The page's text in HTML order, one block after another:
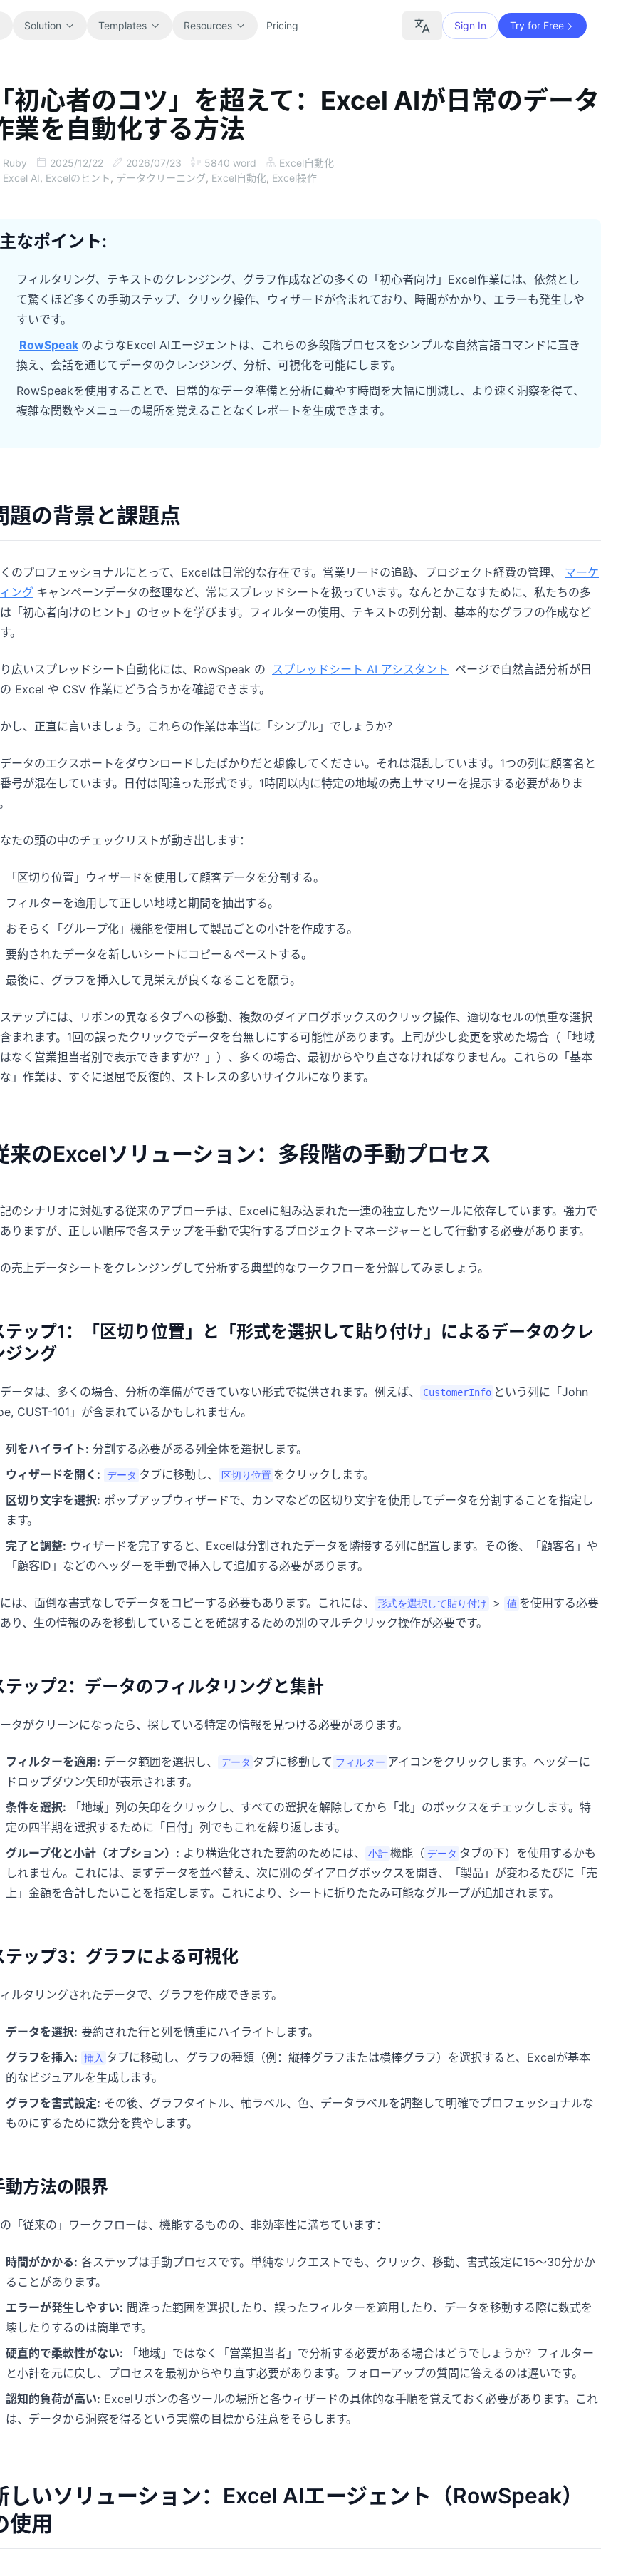
Solution Templates
All
Browse every ready-to-use
spreadsheet template.
Finance
Operations
and execution.
Sales
revenue tracking.
Project
Manage milestones, owners, delivery,
and status.
Resources
Blog
Product updates, examples, and
workflow ideas.
Guides
references.
and cleanup.
Community
Join discussions, ask questions, and
learn from users.
Pricing Sign In Try for Free
初心者のコツ」を超えて：Excel AIが日常のデータ
業を自動化する方法
Ruby 2025/12/22 2026/07/23 5840 word
Excel自動化
Excel AI, Excelのヒント , データクリーニング, Excel自動化, Excel操作
主なポイント:
フィルタリング、テキストのクレンジング、グラフ作成などの多くの「初心者向け」Excel作業には、依然とし
て驚くほど多くの手動ステップ、クリック操作、ウィザードが含まれており、時間がかかり、エラーも発生しや
すいです。
RowSpeak のようなExcel AIエージェントは、これらの多段階プロセスをシンプルな自然言語コマンドに置き
換え、会話を通じてデータのクレンジング、分析、可視化を可能にします。
RowSpeakを使用することで、日常的なデータ準備と分析に費やす時間を大幅に削減し、より速く洞察を得て、
複雑な関数やメニューの場所を覚えることなくレポートを生成できます。
題の背景と課題点
のプロフェッショナルにとって、Excelは日常的な存在です。営業リードの追跡、プロジェクト経費の管理、
マーケ
ング キャンペーンデータの整理など、常にスプレッドシートを扱っています。なんとかこなすために、私たちの多
「初心者向けのヒント」のセットを学びます。フィルターの使用、テキストの列分割、基本的なグラフの作成など
。
広いスプレッドシート自動化には、RowSpeak の スプレッドシート AI アシスタント ページで自然言語分析が日
Excel や CSV 作業にどう合うかを確認できます。
し、正直に言いましょう。これらの作業は本当に「シンプル」でしょうか？
ータのエクスポートをダウンロードしたばかりだと想像してください。それは混乱しています。1つの列に顧客名と
号が混在しています。日付は間違った形式です。1時間以内に特定の地域の売上サマリーを提示する必要がありま
たの頭の中のチェックリストが動き出します：
「区切り位置」ウィザードを使用して顧客データを分割する。
フィルターを適用して正しい地域と期間を抽出する。
おそらく「グループ化」機能を使用して製品ごとの小計を作成する。
要約されたデータを新しいシートにコピー＆ペーストする。
最後に、グラフを挿入して見栄えが良くなることを願う。
テップには、リボンの異なるタブへの移動、複数のダイアログボックスのクリック操作、適切なセルの慎重な選択
まれます。1回の誤ったクリックでデータを台無しにする可能性があります。上司が少し変更を求めた場合（「地域
なく営業担当者別で表示できますか？」）、多くの場合、最初からやり直さなければなりません。これらの「基本
」作業は、すぐに退屈で反復的、ストレスの多いサイクルになります。
来のExcelソリューション：多段階の手動プロセス
のシナリオに対処する従来のアプローチは、Excelに組み込まれた一連の独立したツールに依存しています。強力で
りますが、正しい順序で各ステップを手動で実行するプロジェクトマネージャーとして行動する必要があります。
売上データシートをクレンジングして分析する典型的なワークフローを分解してみましょう。
テップ1：「区切り位置」と「形式を選択して貼り付け」によるデータのクレ
ジング
ータは、多くの場合、分析の準備ができていない形式で提供されます。例えば、 CustomerInfo という列に「John
CUST-101」が含まれているかもしれません。
列をハイライト: 分割する必要がある列全体を選択します。
ウィザードを開く:
データ タブに移動し、 区切り位置 をクリックします。
区切り文字を選択: ポップアップウィザードで、カンマなどの区切り文字を使用してデータを分割することを指定し
ます。
完了と調整: ウィザードを完了すると、Excelは分割されたデータを隣接する列に配置します。その後、「顧客名」や
「顧客ID」などのヘッダーを手動で挿入して追加する必要があります。
は、面倒な書式なしでデータをコピーする必要もあります。これには、 形式を選択して貼り付け > 値 を使用する必要
り、生の情報のみを移動していることを確認するための別のマルチクリック操作が必要です。
テップ2：データのフィルタリングと集計
タがクリーンになったら、探している特定の情報を見つける必要があります。
フィルターを適用: データ範囲を選択し、 データ タブに移動して フィルター アイコンをクリックします。ヘッダーに
ドロップダウン矢印が表示されます。
条件を選択: 「地域」列の矢印をクリックし、すべての選択を解除してから「北」のボックスをチェックします。特
定の四半期を選択するために「日付」列でもこれを繰り返します。
グループ化と小計（オプション）: より構造化された要約のためには、 小計 機能（ データ タブの下）を使用するかも
しれません。これには、まずデータを並べ替え、次に別のダイアログボックスを開き、「製品」が変わるたびに「売
上」金額を合計したいことを指定します。これにより、シートに折りたたみ可能なグループが追加されます。
テップ3：グラフによる可視化
ルタリングされたデータで、グラフを作成できます。
データを選択: 要約された行と列を慎重にハイライトします。
グラフを挿入:
挿入 タブに移動し、グラフの種類（例：縦棒グラフまたは横棒グラフ）を選択すると、Excelが基本
的なビジュアルを生成します。
グラフを書式設定: その後、グラフタイトル、軸ラベル、色、データラベルを調整して明確でプロフェッショナルな
ものにするために数分を費やします。
動方法の限界
「従来の」ワークフローは、機能するものの、非効率性に満ちています：
時間がかかる: 各ステップは手動プロセスです。単純なリクエストでも、クリック、移動、書式設定に15〜30分かか
ることがあります。
エラーが発生しやすい: 間違った範囲を選択したり、誤ったフィルターを適用したり、データを移動する際に数式を
壊したりするのは簡単です。
硬直的で柔軟性がない: 「地域」ではなく「営業担当者」で分析する必要がある場合はどうでしょうか？フィルター
と小計を元に戻し、プロセスを最初からやり直す必要があります。フォローアップの質問に答えるのは遅いです。
認知的負荷が高い: Excelリボンの各ツールの場所と各ウィザードの具体的な手順を覚えておく必要があります。これ
は、データから洞察を得るという実際の目標から注意をそらします。
しいソリューション：Excel AIエージェント（RowSpeak）
使用